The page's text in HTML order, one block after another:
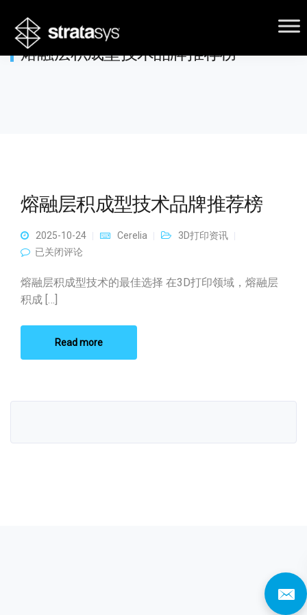
熔融层积成型技术品牌推荐榜
熔融层积成型技术品牌推荐榜
2025-10-24 Cerelia
3D打印资讯
熔融层积成型技术品牌推荐榜
已关闭评论
熔融层积成型技术的最佳选择 在3D打印领域，熔融层
积成 […]
Read more